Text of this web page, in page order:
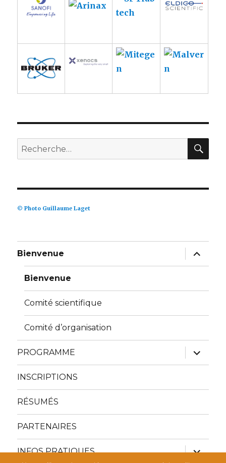
Recherche
pour :
© Photo Guillaume Laget
Bienvenue
ouvrir
le
sous-
Bienvenue
Comité scientifique
Comité d’organisation
PROGRAMME
ouvrir
le
sous-
INSCRIPTIONS
RÉSUMÉS
PARTENAIRES
INFOS PRATIQUES
ouvrir